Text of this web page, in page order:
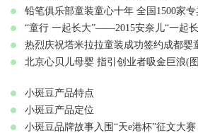
铅笔俱乐部童装童心十年 全国1500家
“童行 一起长大”——2015安奈儿“一起
热烈庆祝塔米拉拉童装成功签约成都婴
北京心贝儿母婴 指引创业者吸金巨浪(
小斑豆产品特点
小斑豆产品定位
小斑豆品牌故事入围“天e港杯”征文大赛